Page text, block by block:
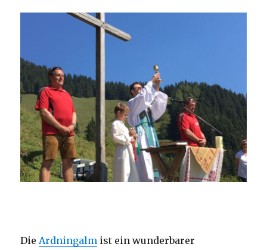
DieArdningalm ist ein wunderbarer